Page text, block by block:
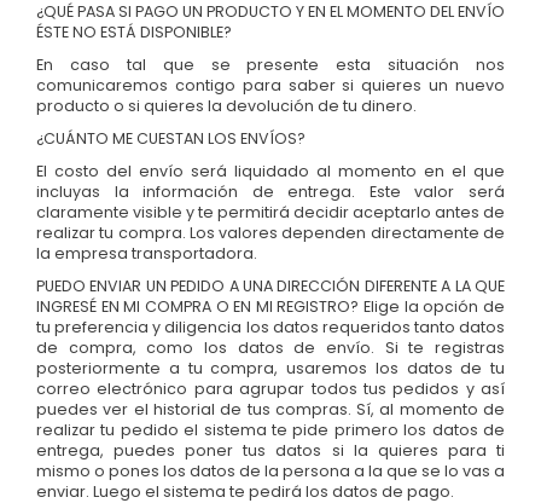
¿QUÉ PASA SI PAGO UN PRODUCTO Y EN EL MOMENTO DEL ENVÍO
ÉSTE NO ESTÁ DISPONIBLE?
En caso tal que se presente esta situación nos
comunicaremos contigo para saber si quieres un nuevo
producto o si quieres la devolución de tu dinero.
¿CUÁNTO ME CUESTAN LOS ENVÍOS?
El costo del envío será liquidado al momento en el que
incluyas la información de entrega. Este valor será
claramente visible y te permitirá decidir aceptarlo antes de
realizar tu compra. Los valores dependen directamente de
la empresa transportadora.
PUEDO ENVIAR UN PEDIDO A UNA DIRECCIÓN DIFERENTE A LA QUE
INGRESÉ EN MI COMPRA O EN MI REGISTRO? Elige la opción de
tu preferencia y diligencia los datos requeridos tanto datos
de compra, como los datos de envío. Si te registras
posteriormente a tu compra, usaremos los datos de tu
correo electrónico para agrupar todos tus pedidos y así
puedes ver el historial de tus compras. Sí, al momento de
realizar tu pedido el sistema te pide primero los datos de
entrega, puedes poner tus datos si la quieres para ti
mismo o pones los datos de la persona a la que se lo vas a
enviar. Luego el sistema te pedirá los datos de pago.